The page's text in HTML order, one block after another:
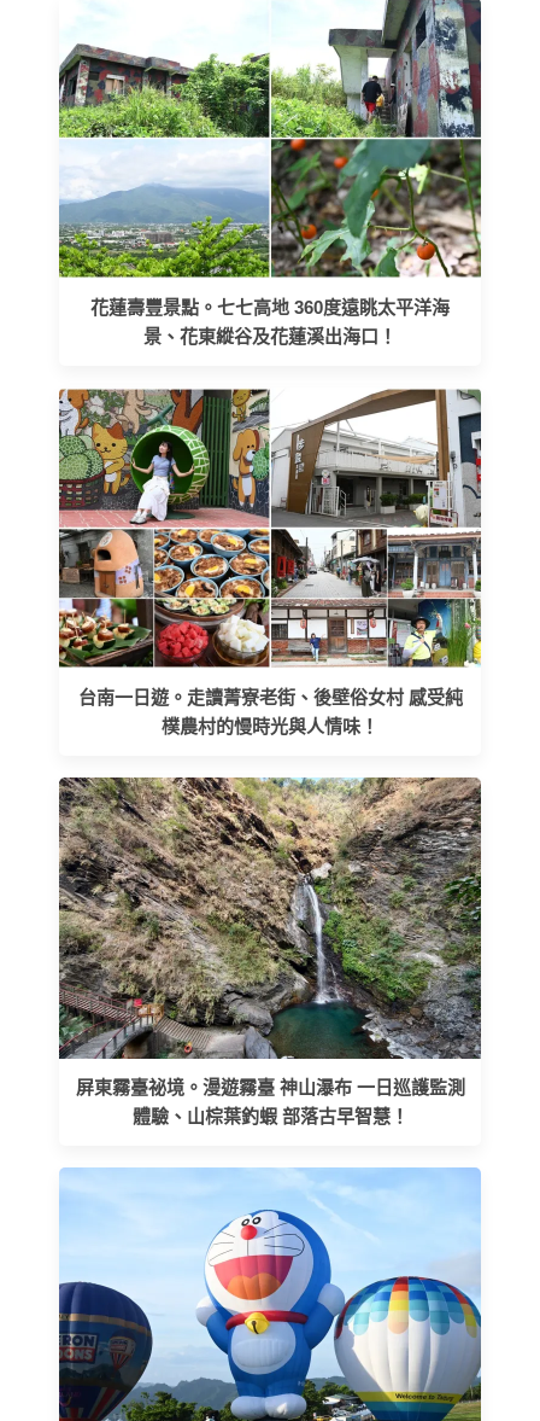
花蓮壽豐景點。七七高地 360度遠眺太平洋海
景、花東縱谷及花蓮溪出海口！
台南一日遊。走讀菁寮老街、後壁俗女村 感受純
樸農村的慢時光與人情味！
屏東霧臺祕境。漫遊霧臺 神山瀑布 一日巡護監測
體驗、山棕葉釣蝦 部落古早智慧！